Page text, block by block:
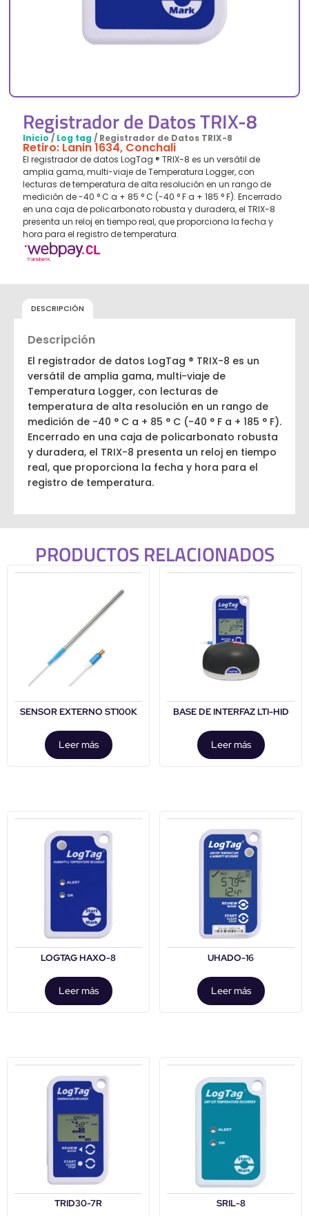
Registrador de Datos TRIX-8
Inicio / Log tag / Registrador de Datos TRIX-8
Retiro: Lanin 1634, Conchali
El registrador de datos LogTag ® TRIX-8 es un versátil de
amplia gama, multi-viaje de Temperatura Logger, con
lecturas de temperatura de alta resolución en un rango de
medición de -40 ° C a + 85 ° C (-40 ° F a + 185 ° F). Encerrado
en una caja de policarbonato robusta y duradera, el TRIX-8
presenta un reloj en tiempo real, que proporciona la fecha y
hora para el registro de temperatura.
DESCRIPCIÓN
Descripción
El registrador de datos LogTag ® TRIX-8 es un
versátil de amplia gama, multi-viaje de
Temperatura Logger, con lecturas de
temperatura de alta resolución en un rango de
medición de -40 ° C a + 85 ° C (-40 ° F a + 185 ° F).
Encerrado en una caja de policarbonato robusta
y duradera, el TRIX-8 presenta un reloj en tiempo
real, que proporciona la fecha y hora para el
registro de temperatura.
PRODUCTOS RELACIONADOS
SENSOR EXTERNO ST100K
Leer más
BASE DE INTERFAZ LTI-HID
Leer más
LOGTAG HAXO-8
Leer más
UHADO-16
Leer más
TRID30-7R SRIL-8